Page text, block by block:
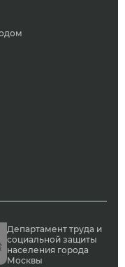
Департамент труда и
социальной защиты
населения города
Москвы